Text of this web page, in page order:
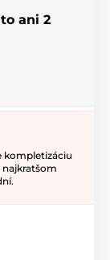
ani 2
kompletizáciu